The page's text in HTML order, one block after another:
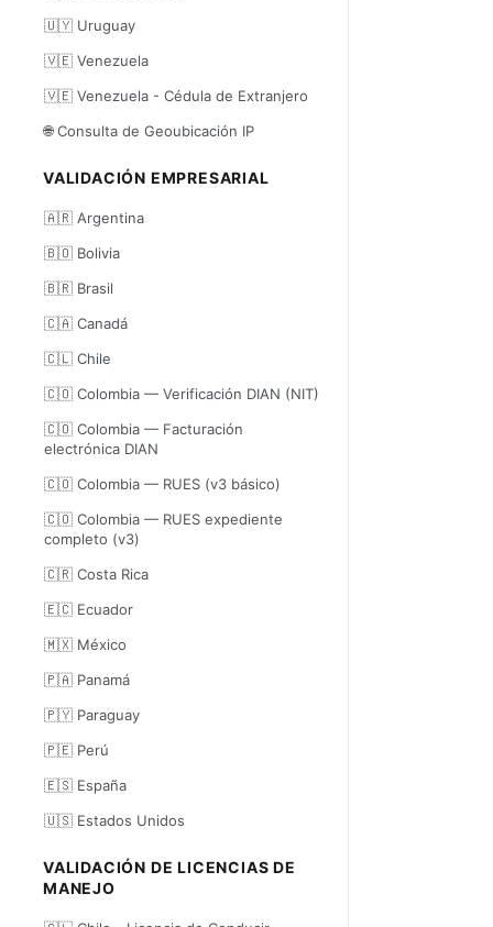
🇺🇾 Uruguay
🇻🇪 Venezuela
🇻🇪 Venezuela - Cédula de Extranjero
🌐 Consulta de Geoubicación IP
VALIDACIÓN EMPRESARIAL
🇦🇷 Argentina
🇧🇴 Bolivia
🇧🇷 Brasil
🇨🇦 Canadá
🇨🇱 Chile
🇨🇴 Colombia — Verificación DIAN (NIT)
🇨🇴 Colombia — Facturación
electrónica DIAN
🇨🇴 Colombia — RUES (v3 básico)
🇨🇴 Colombia — RUES expediente
completo (v3)
🇨🇷 Costa Rica
🇪🇨 Ecuador
🇲🇽 México
🇵🇦 Panamá
🇵🇾 Paraguay
🇵🇪 Perú
🇪🇸 España
🇺🇸 Estados Unidos
VALIDACIÓN DE LICENCIAS DE
MANEJO